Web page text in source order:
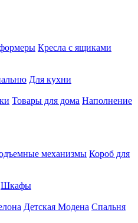
Кресла с ящиками
Для кухни
Товары для дома Наполнение
механизмы Короб для
Шкафы
Детская Модена Спальня